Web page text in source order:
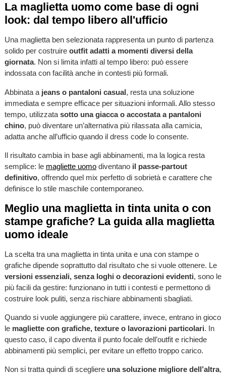
La maglietta uomo come base di ogni
look: dal tempo libero all'ufficio
Una maglietta ben selezionata rappresenta un punto di partenza
solido per costruire outfit adatti a momenti diversi della
giornata. Non si limita infatti al tempo libero: può essere
indossata con facilità anche in contesti più formali.
Abbinata a jeans o pantaloni casual, resta una soluzione
immediata e sempre efficace per situazioni informali. Allo stesso
tempo, utilizzata sotto una giacca o accostata a pantaloni
chino, può diventare un’alternativa più rilassata alla camicia,
adatta anche all’ufficio quando il dress code lo consente.
Il risultato cambia in base agli abbinamenti, ma la logica resta
semplice: le magliette uomodiventano il passe-partout
definitivo, offrendo quel mix perfetto di sobrietà e carattere che
definisce lo stile maschile contemporaneo.
Meglio una maglietta in tinta unita o con
stampe grafiche? La guida alla maglietta
uomo ideale
La scelta tra una maglietta in tinta unita e una con stampe o
grafiche dipende soprattutto dal risultato che si vuole ottenere. Le
versioni essenziali, senza loghi o decorazioni evidenti, sono le
più facili da gestire: funzionano in tutti i contesti e permettono di
costruire look puliti, senza rischiare abbinamenti sbagliati.
Quando si vuole aggiungere più carattere, invece, entrano in gioco
le magliette con grafiche, texture o lavorazioni particolari. In
questo caso, il capo diventa il punto focale dell’outfit e richiede
abbinamenti più semplici, per evitare un effetto troppo carico.
Non si tratta quindi di scegliere una soluzione migliore dell’altra,